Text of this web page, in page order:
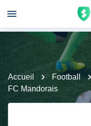
Accueil Football
FC Mandorais